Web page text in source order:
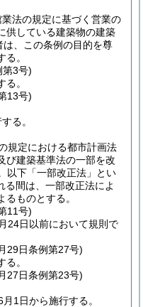
法の規定に基づく営業の
供している建築物の建築
は、この条例の目的を尊
。
第3号)
。
13号)
る。
規定における都市計画法
び建築基準法の一部を改
以下「一部改正法」とい
る間は、一部改正法によ
ものとする。
11号)
24日以前において規則で
29日条例第27号)
。
27日条例第23号)
月1日から施行する。